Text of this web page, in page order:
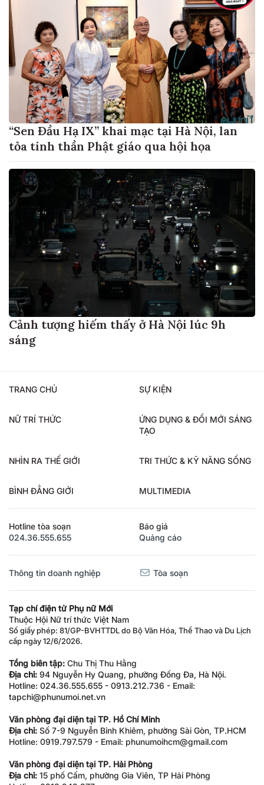
“Sen Đầu Hạ IX” khai mạc tại Hà Nội, lan
tỏa tinh thần Phật giáo qua hội họa
Cảnh tượng hiếm thấy ở Hà Nội lúc 9h
sáng
TRANG CHỦ SỰ KIỆN
NỮ TRÍ THỨC
ỨNG DỤNG & ĐỔI MỚI SÁNG
TẠO
NHÌN RA THẾ GIỚI TRI THỨC & KỸ NĂNG SỐNG
BÌNH ĐẲNG GIỚI MULTIMEDIA
Hotline tòa soạn
024.36.555.655
Báo giá
Quảng cáo
Thông tin doanh nghiệp Tòa soạn
Tạp chí điện tử Phụ nữ Mới
Thuộc Hội Nữ trí thức Việt Nam
Số giấy phép: 81/GP-BVHTTDL do Bộ Văn Hóa, Thể Thao và Du Lịch
cấp ngày 12/6/2026.
Tổng biên tập: Chu Thị Thu Hằng
Địa chỉ: 94 Nguyễn Hy Quang, phường Đống Đa, Hà Nội.
Hotline: 024.36.555.655 - 0913.212.736 - Email:
tapchi@phunumoi.net.vn
Văn phòng đại diện tại TP. Hồ Chí Minh
Địa chỉ: Số 7-9 Nguyễn Bỉnh Khiêm, phường Sài Gòn, TP.HCM
Hotline: 0919.797.579 - Email: phunumoihcm@gmail.com
Văn phòng đại diện tại TP. Hải Phòng
Địa chỉ: 15 phố Cấm, phường Gia Viên, TP Hải Phòng